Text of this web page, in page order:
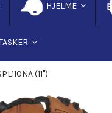
HJELME
(11")